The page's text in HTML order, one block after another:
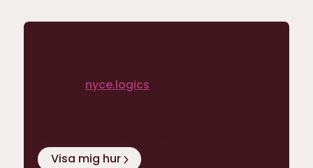
nyce.logics
Visa mig hur